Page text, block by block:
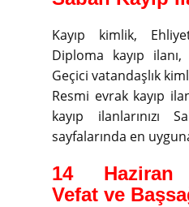
Kayıp kimlik,
Diploma kayıp
Geçici vatandaşlık
Resmi evrak kayıp
kayıp ilanlarınızı
sayfalarında en
14 Haziran
Vefat ve